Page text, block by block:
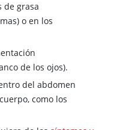
de grasa
o en los
de los ojos).
del abdomen
como los